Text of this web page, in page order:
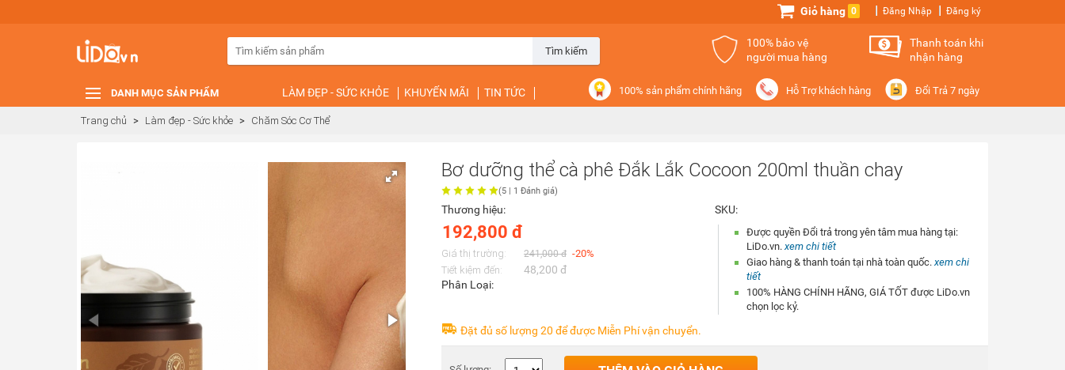
Đăng ký
Đăng Nhập
Giỏ hàng 0
Tìm kiếm
100% bảo vệ
người mua hàng
Thanh toán khi
nhận hàng
DANH MỤC SẢN PHẨM LÀM ĐẸP - SỨC KHỎE KHUYẾN MÃI TIN TỨC Đổi Trả 7 ngày
Hỗ Trợ khách hàng
100% sản phẩm chính hãng
Trang chủ > Làm đẹp - Sức khỏe > Chăm Sóc Cơ Thể
Bơ dưỡng thể cà phê Đắk Lắk Cocoon 200ml thuần chay
(5 | 1 Đánh giá)
Thương hiệu: SKU:
192,800 đ
Giá thị trường: 241,000 đ -20%
Tiết kiệm đến:
48,200 đ
Phân Loại:
Được quyền Đổi trả trong yên tâm mua hàng tại:
LiDo.vn. xem chi tiết
Giao hàng & thanh toán tại nhà toàn quốc. xem chi
tiết
100% HÀNG CHÍNH HÃNG, GIÁ TỐT được LiDo.vn
chọn lọc kỷ.
Đặt đủ số lượng 20 để được Miễn Phí vận chuyển.